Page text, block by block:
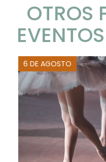
OTROS
6 DE AGOSTO